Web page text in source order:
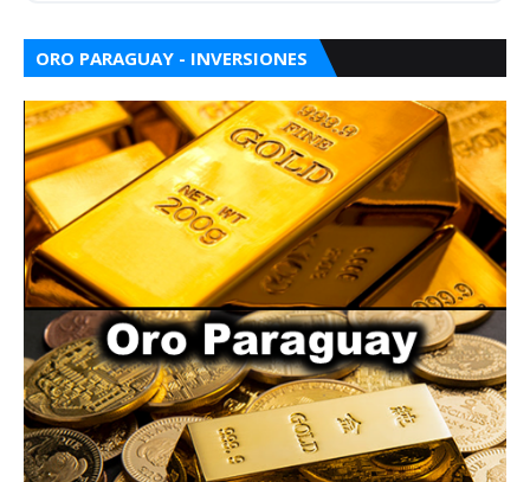
ORO PARAGUAY - INVERSIONES